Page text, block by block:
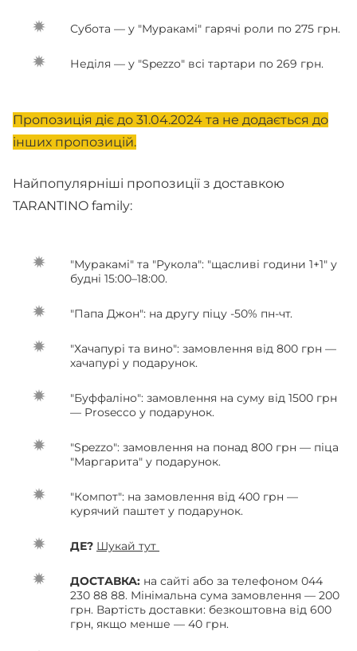
Субота — у "Муракамі" гарячі роли по 275 грн.
Неділя — у "Spezzo" всі тартари по 269 грн.
Пропозиція діє до 31.04.2024 та не додається до
інших пропозицій.
Найпопулярніші пропозиції з доставкою
TARANTINO family:
"Муракамі" та "Рукола": "щасливі години 1+1" у
будні 15:00–18:00.
"Папа Джон": на другу піцу -50% пн-чт.
"Хачапурі та вино": замовлення від 800 грн —
хачапурі у подарунок.
"Буффаліно": замовлення на суму від 1500 грн
— Prosecco у подарунок.
"Spezzo": замовлення на понад 800 грн — піца
"Маргарита" у подарунок.
"Компот": на замовлення від 400 грн —
курячий паштет у подарунок.
ДЕ? Шукай тут
ДОСТАВКА: на сайті або за телефоном 044
230 88 88. Мінімальна сума замовлення — 200
грн. Вартість доставки: безкоштовна від 600
грн, якщо менше — 40 грн.